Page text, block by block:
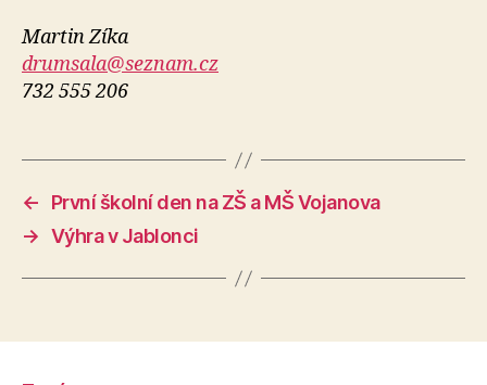
Martin Zíka
drumsala@seznam.cz
732 555 206
←
První školní den na ZŠ a MŠ Vojanova
→ Výhra v Jablonci